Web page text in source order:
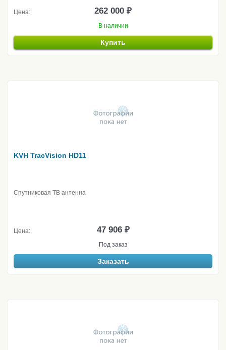
Цена: 262 000 ₽
В наличии
Купить
KVH TracVision HD11
Спутниковая ТВ антенна
Цена: 47 906 ₽
Под заказ
Заказать